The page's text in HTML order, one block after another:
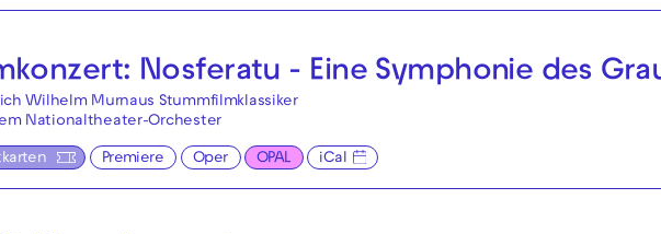
Nosferatu - Eine Symphonie des
Wilhelm Murnaus Stummfilmklassiker
Nationaltheater-Orchester
Premiere Oper OPAL iCal